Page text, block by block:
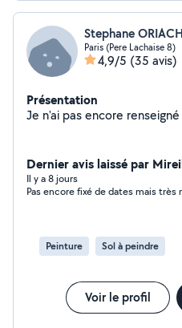
Stephane ORIACH
Paris (Pere Lachaise 8)
4,9/5 (35 avis)
Présentation
Dernier avis laissé par
Il y a 8 jours
Pas encore fixé de dates mais très
Peinture Sol à peindre
Voir le profil